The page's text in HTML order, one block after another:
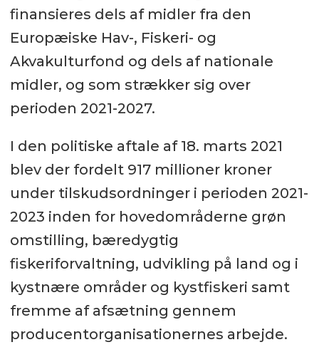
finansieres dels af midler fra den
Europæiske Hav-, Fiskeri- og
Akvakulturfond og dels af nationale
midler, og som strækker sig over
perioden 2021-2027.
I den politiske aftale af 18. marts 2021
blev der fordelt 917 millioner kroner
under tilskudsordninger i perioden 2021-
2023 inden for hovedområderne grøn
omstilling, bæredygtig
fiskeriforvaltning, udvikling på land og i
kystnære områder og kystfiskeri samt
fremme af afsætning gennem
producentorganisationernes arbejde.